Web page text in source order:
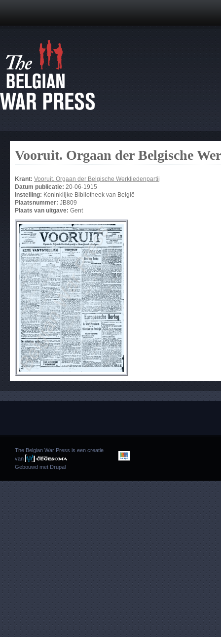
Vooruit. Orgaan der Belgische
Krant: Vooruit. Orgaan der Belgische Werkliedenpartij
Datum publicatie: 20-06-1915
Instelling: Koninklijke Bibliotheek van België
Plaatsnummer: JB809
Plaats van uitgave: Gent
The Belgian War Press is een creatie
van
Gebouwd met Drupal